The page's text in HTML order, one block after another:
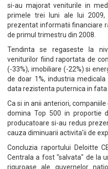
si-au majorat veniturile in
primele trei luni ale lui 2009,
prezentat informatii financiare
de primul trimestru din 2008.
Tendinta se regaseste la
veniturilor fiind raportata de
(-33%), imobiliare (-22%) si
de doar 1%, industria
data rezistenta puternica in fata
Ca si in anii anteriori,
domina Top 500 in proportie
producatoare si-au redus
cauza diminuarii activita'ii de
Concluzia raportului Deloitte
Centrala a fost "salvata" de la
riguroase ale guvernelor